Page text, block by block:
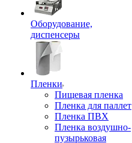
Оборудование,
диспенсеры
Пленки
Пищевая пленка
Пленка для паллет
Пленка ПВХ
Пленка воздушно-
пузырьковая